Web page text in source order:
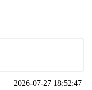
2026-07-27 18:52:47